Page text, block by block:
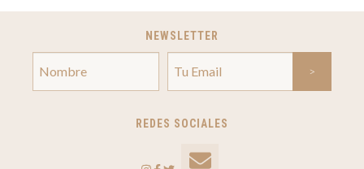
NEWSLETTER
REDES SOCIALES